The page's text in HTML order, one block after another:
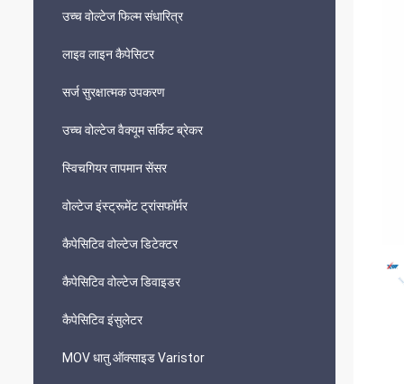
उच्च वोल्टेज फिल्म संधारित्र
लाइव लाइन कैपेसिटर
सर्ज सुरक्षात्मक उपकरण
उच्च वोल्टेज वैक्यूम सर्किट ब्रेकर
स्विचगियर तापमान सेंसर
वोल्टेज इंस्ट्रूमेंट ट्रांसफॉर्मर
कैपेसिटिव वोल्टेज डिटेक्टर
कैपेसिटिव वोल्टेज डिवाइडर
कैपेसिटिव इंसुलेटर
MOV धातु ऑक्साइड Varistor